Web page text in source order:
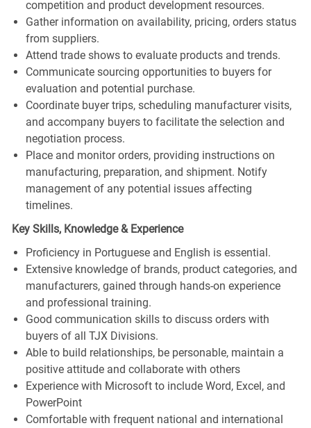
competition and product development resources.
Gather information on availability, pricing, orders status
from suppliers.
Attend trade shows to evaluate products and trends.
Communicate sourcing opportunities to buyers for
evaluation and potential purchase.
Coordinate buyer trips, scheduling manufacturer visits,
and accompany buyers to facilitate the selection and
negotiation process.
Place and monitor orders, providing instructions on
manufacturing, preparation, and shipment. Notify
management of any potential issues affecting
timelines.
Key Skills, Knowledge & Experience
Proficiency in Portuguese and English is essential.
Extensive knowledge of brands, product categories, and
manufacturers, gained through hands-on experience
and professional training.
Good communication skills to discuss orders with
buyers of all TJX Divisions.
Able to build relationships, be personable, maintain a
positive attitude and collaborate with others
Experience with Microsoft to include Word, Excel, and
PowerPoint
Comfortable with frequent national and international